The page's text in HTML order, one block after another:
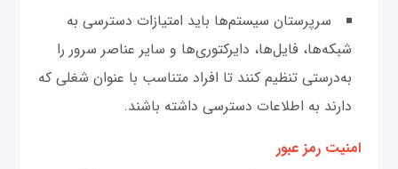
سرپرستان سیستم‌ها باید امتیازات دسترسی به
شبکه‌ها، فایل‌ها، دایرکتوری‌ها و سایر عناصر سرور را
به‌درستی تنظیم کنند تا افراد متناسب با عنوان شغلی که
دارند به اطلاعات دسترسی داشته باشند.
امنیت رمز عبور